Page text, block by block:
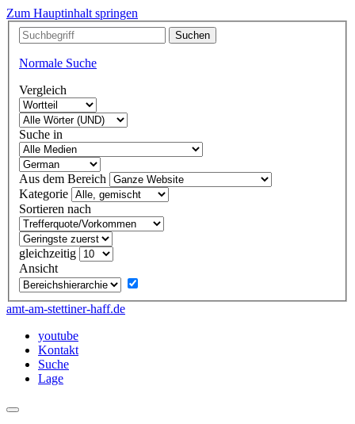
Zum Hauptinhalt springen
Normale Suche
Vergleich
Suche in
Aus dem Bereich
Kategorie
Sortieren nach
gleichzeitig
Ansicht
amt-am-stettiner-haff.de
youtube
Kontakt
Suche
Lage